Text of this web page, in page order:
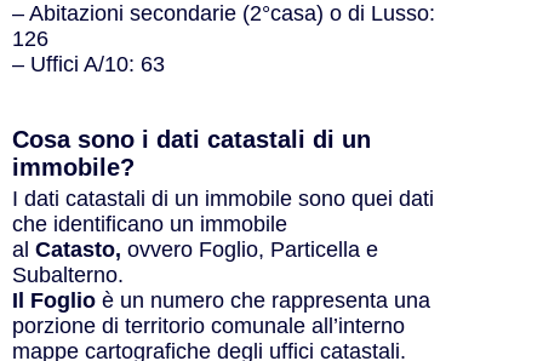
– Abitazioni secondarie (2°casa) o di Lusso:
126
– Uffici A/10: 63
Cosa sono i dati catastali di un
immobile?​
I dati catastali di un immobile sono quei dati
che identificano un immobile
al Catasto, ovvero Foglio, Particella e
Subalterno.
Il Foglio è un numero che rappresenta una
porzione di territorio comunale all’interno
mappe cartografiche degli uffici catastali.